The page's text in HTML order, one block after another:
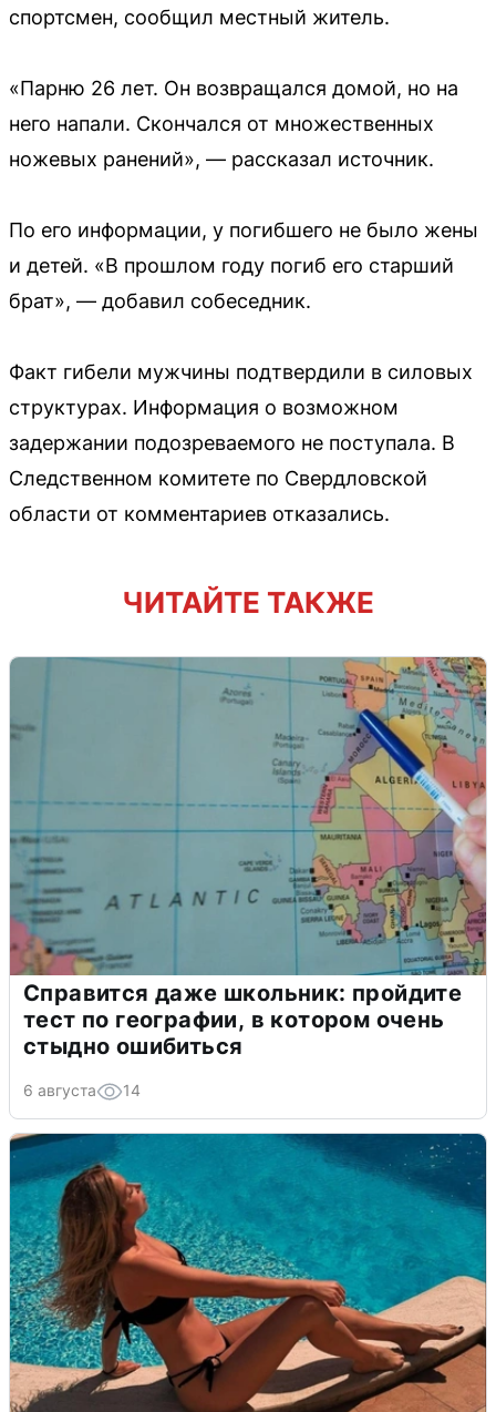
спортсмен, сообщил местный житель.
«Парню 26 лет. Он возвращался домой, но на
него напали. Скончался от множественных
ножевых ранений», — рассказал источник.
По его информации, у погибшего не было жены
и детей. «В прошлом году погиб его старший
брат», — добавил собеседник.
Факт гибели мужчины подтвердили в силовых
структурах. Информация о возможном
задержании подозреваемого не поступала. В
Следственном комитете по Свердловской
области от комментариев отказались.
ЧИТАЙТЕ ТАКЖЕ
Справится даже школьник: пройдите
тест по географии, в котором очень
стыдно ошибиться
6 августа 14